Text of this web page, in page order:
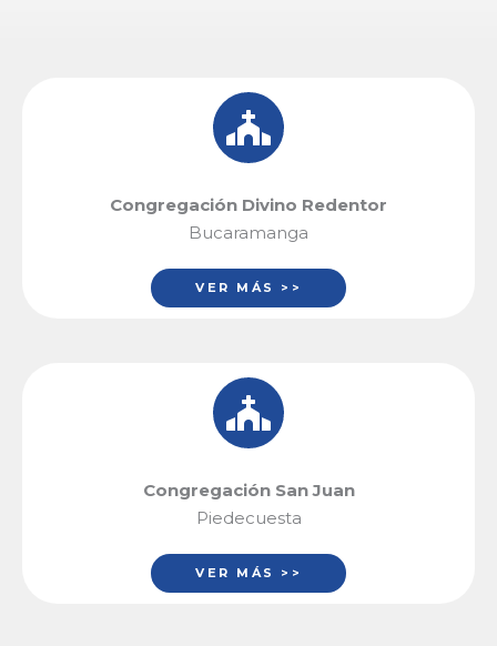
Congregación Divino Redentor
Bucaramanga
VER MÁS >>
Congregación San Juan
Piedecuesta
VER MÁS >>